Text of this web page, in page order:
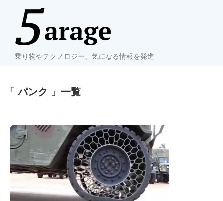
乗り物やテクノロジー、気になる情報を発進
「 パンク 」一覧